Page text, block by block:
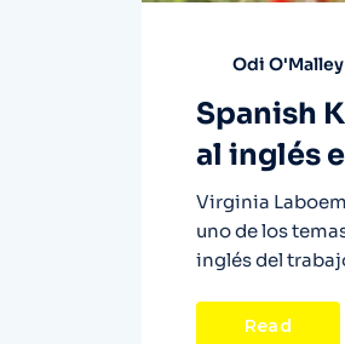
Odi O'Malley
Spanish
al inglés
Virginia
uno de los
inglés del
Read